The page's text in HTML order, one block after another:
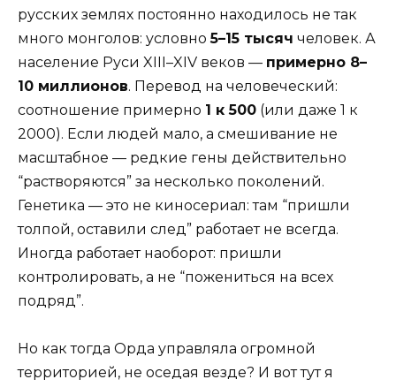
русских землях постоянно находилось не так
много монголов: условно5–15 тысяч человек. А
население Руси XIII–XIV веков — примерно 8–
10 миллионов. Перевод на человеческий:
соотношение примерно 1 к 500 (или даже 1 к
2000). Если людей мало, а смешивание не
масштабное — редкие гены действительно
“растворяются” за несколько поколений.
Генетика — это не киносериал: там “пришли
толпой, оставили след” работает не всегда.
Иногда работает наоборот: пришли
контролировать, а не “пожениться на всех
подряд”.
Но как тогда Орда управляла огромной
территорией, не оседая везде? И вот тут я